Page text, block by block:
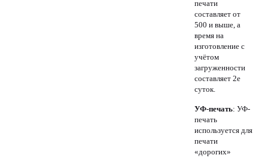
печати
составляет от
500 и выше, а
время на
изготовление с
учётом
загруженности
составляет 2е
суток.
УФ-печать: УФ-
печать
используется для
печати
«дорогих»